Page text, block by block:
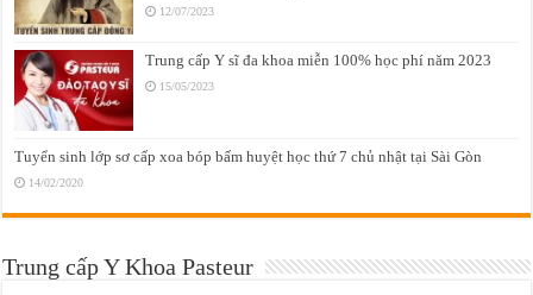
12/07/2023
Trung cấp Y sĩ đa khoa miễn 100% học phí năm 2023
15/05/2023
Tuyển sinh lớp sơ cấp xoa bóp bấm huyệt học thứ 7 chủ nhật tại Sài Gòn
14/02/2020
Trung cấp Y Khoa Pasteur